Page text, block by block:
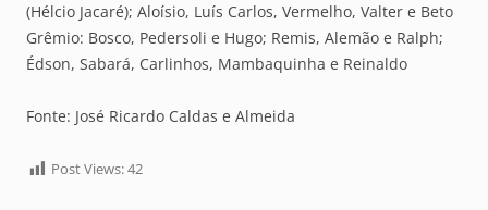
(Hélcio Jacaré); Aloísio, Luís Carlos, Vermelho, Valter e Beto
Grêmio: Bosco, Pedersoli e Hugo; Remis, Alemão e Ralph;
Édson, Sabará, Carlinhos, Mambaquinha e Reinaldo
Fonte: José Ricardo Caldas e Almeida
Post Views:42